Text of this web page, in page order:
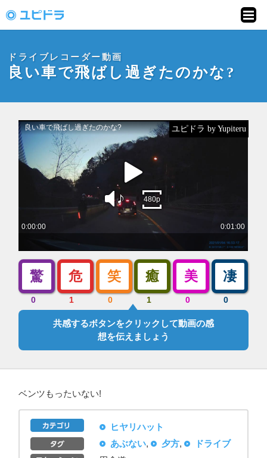
ピドラ」
ドライブレコーダー動画
良い車で飛ばし過ぎたのかな?
ユピドラ by Yupiteru
驚
0
危
1
笑
0
癒
1
美
0
凄
0
共感するボタンをクリックして動画の感
想を伝えましょう
ベンツもったいない!
ヒヤリハット
あぶない, 夕方,
ドライブ